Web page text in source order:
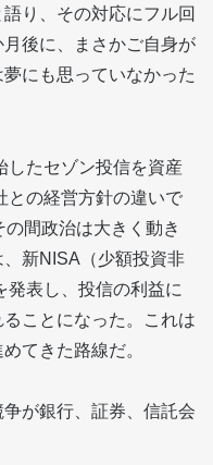
り、その対応にフル回
後に、まさかご自身が
にも思っていなかった
たセゾン投信を資産
との経営方針の違いで
間政治は大きく動き
新NISA（少額投資非
発表し、投信の利益に
ことになった。これは
てきた路線だ。
が銀行、証券、信託会